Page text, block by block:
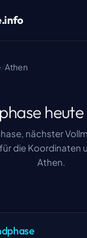
Athen
nächster
die Koordinaten
Athen.